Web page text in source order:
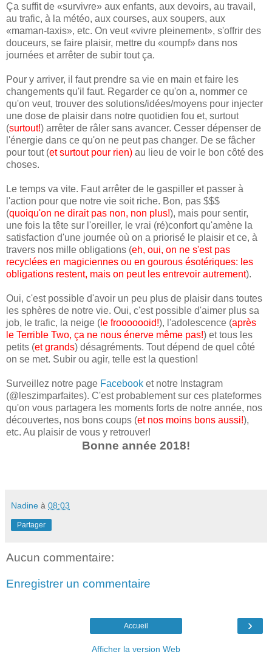
Ça suffit de «survivre» aux enfants, aux devoirs, au travail,
au trafic, à la météo, aux courses, aux soupers, aux
«maman-taxis», etc. On veut «vivre pleinement», s'offrir des
douceurs, se faire plaisir, mettre du «oumpf» dans nos
journées et arrêter de subir tout ça.
Pour y arriver, il faut prendre sa vie en main et faire les
changements qu'il faut. Regarder ce qu'on a, nommer ce
qu'on veut, trouver des solutions/idées/moyens pour injecter
une dose de plaisir dans notre quotidien fou et, surtout
(surtout!) arrêter de râler sans avancer. Cesser dépenser de
l'énergie dans ce qu'on ne peut pas changer. De se fâcher
pour tout (et surtout pour rien) au lieu de voir le bon côté des
choses.
Le temps va vite. Faut arrêter de le gaspiller et passer à
l'action pour que notre vie soit riche. Bon, pas $$$
(quoiqu'on ne dirait pas non, non plus!), mais pour sentir,
une fois la tête sur l'oreiller, le vrai (ré)confort qu'amène la
satisfaction d'une journée où on a priorisé le plaisir et ce, à
travers nos mille obligations (eh, oui, on ne s'est pas
recyclées en magiciennes ou en gourous ésotériques: les
obligations restent, mais on peut les entrevoir autrement).
Oui, c'est possible d'avoir un peu plus de plaisir dans toutes
les sphères de notre vie. Oui, c'est possible d'aimer plus sa
job, le trafic, la neige ( le frooooooid!), l'adolescence (après
le Terrible Two, ça ne nous énerve même pas!) et tous les
petits (et grands) désagréments. Tout dépend de quel côté
on se met. Subir ou agir, telle est la question!
Surveillez notre page Facebook et notre Instagram
(@leszimparfaites). C'est probablement sur ces plateformes
qu'on vous partagera les moments forts de notre année, nos
découvertes, nos bons coups (et nos moins bons aussi!),
etc. Au plaisir de vous y retrouver!
Bonne année 2018!
Nadine à 08:03
Partager
Aucun commentaire:
Enregistrer un commentaire
›
Accueil
Afficher la version Web